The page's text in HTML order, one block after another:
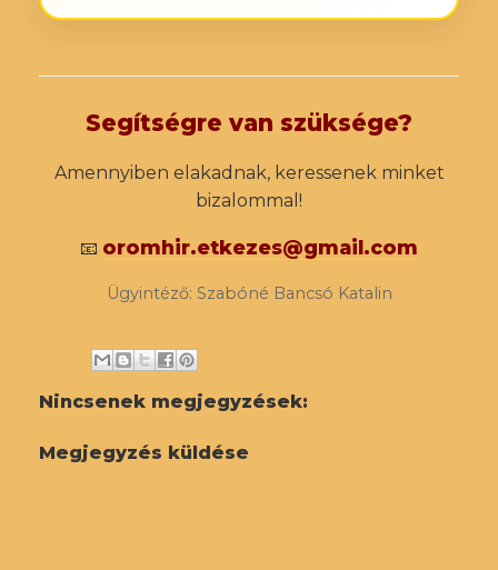
Segítségre van szüksége?
Amennyiben elakadnak, keressenek minket
bizalommal!
📧 oromhir.etkezes@gmail.com
Ügyintéző: Szabóné Bancsó Katalin
Nincsenek megjegyzések:
Megjegyzés küldése